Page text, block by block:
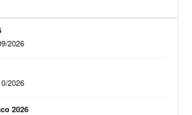
2026
2026
2026